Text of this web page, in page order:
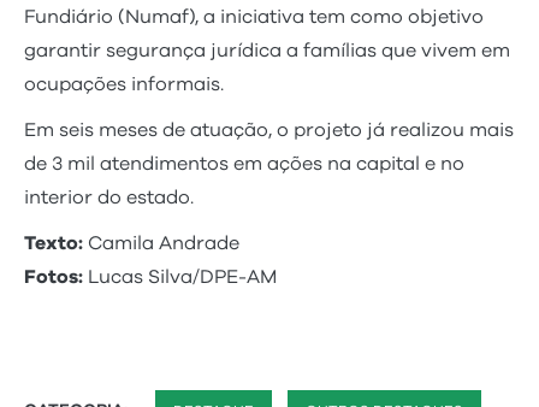
Fundiário (Numaf), a iniciativa tem como objetivo
garantir segurança jurídica a famílias que vivem em
ocupações informais.
Em seis meses de atuação, o projeto já realizou mais
de 3 mil atendimentos em ações na capital e no
interior do estado.
Texto: Camila Andrade
Fotos: Lucas Silva/DPE-AM